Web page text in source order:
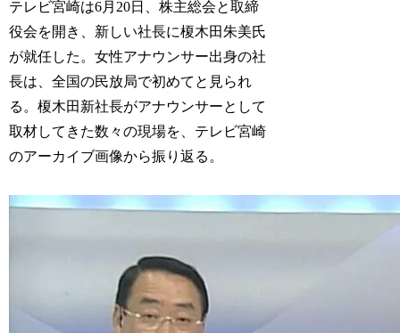
テレビ宮崎は6月20日、株主総会と取締
役会を開き、新しい社長に榎木田朱美氏
が就任した。女性アナウンサー出身の社
長は、全国の民放局で初めてと見られ
る。榎木田新社長がアナウンサーとして
取材してきた数々の現場を、テレビ宮崎
のアーカイブ画像から振り返る。